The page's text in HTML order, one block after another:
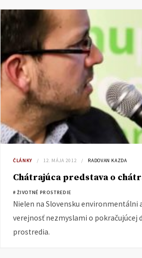
ČLÁNKY 12. MÁJA 2012 RADOVAN KAZDA
Chátrajúca predstava o
# ŽIVOTNÉ PROSTREDIE
Nielen na Slovensku environmentálni
verejnosť nezmyslami o pokračujúcej
prostredia.